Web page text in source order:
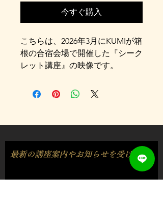
今すぐ購入
こちらは、2026年3月にKUMIが箱
根の合宿会場で開催した『シーク
レット講座』の映像です。
「現実創造の仕組み」
「この宇宙の全貌」
「魂とスピリット」
「どのように魂は生まれたのか」
最新の講座案内やお知らせを受け取る